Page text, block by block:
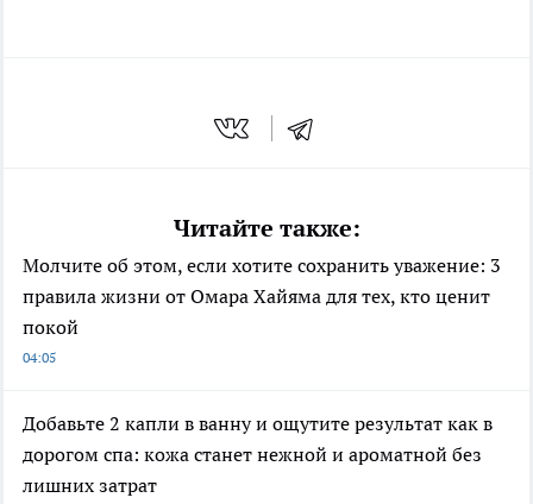
Читайте также:
Молчите об этом, если хотите сохранить уважение: 3
правила жизни от Омара Хайяма для тех, кто ценит
покой
04:05
Добавьте 2 капли в ванну и ощутите результат как в
дорогом спа: кожа станет нежной и ароматной без
лишних затрат